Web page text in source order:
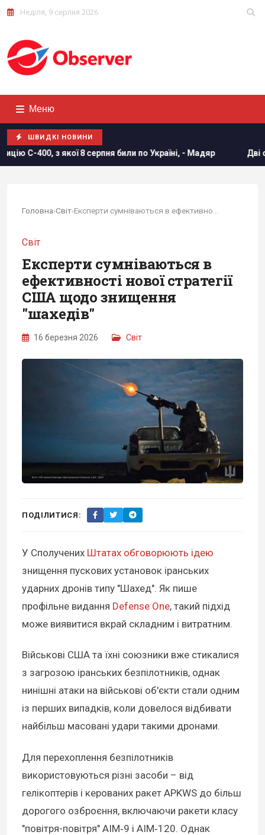
Неділя, 9 серпня 2026
Меню
ШВИДКІ НОВИНИ
били по Україні, - Мадяр Дві океанічні аномалії
Головна›Світ›
Світ
Експерти сумніваються в
ефективності нової стратегії
США щодо знищення
"шахедів"
16 березня 2026 Світ
ПОДІЛИТИСЯ:
У Сполучених Штатах обговорюють ідею
знищення пускових установок іранських
ударних дронів типу "Шахед". Як пише
профільне видання Defense One, такий підхід
може виявитися вкрай складним і витратним.
Військові США та їхні союзники вже стикалися
з загрозою іранських безпілотників, однак
нинішні атаки на військові об'єкти стали одним
із перших випадків, коли довелося відбивати
найбільш масовані удари такими дронами.
Для перехоплення безпілотників
використовуються різні засоби – від
гелікоптерів і керованих ракет APKWS до більш
дорогого озброєння, включаючи ракети класу
"повітря-повітря" AIM‑9 і AIM‑120. Однак